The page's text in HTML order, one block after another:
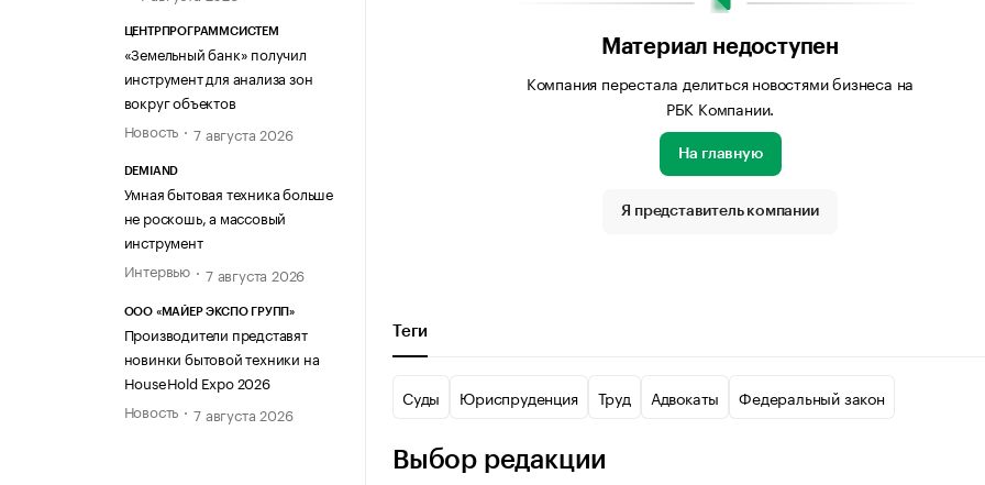
ЦЕНТРПРОГРАММСИСТЕМ
«Земельный банк» получил
инструмент для анализа зон
вокруг объектов
Новость
7 августа 2026
DEMIAND
Умная бытовая техника больше
не роскошь, а массовый
инструмент
Интервью
7 августа 2026
ООО «МАЙЕР ЭКСПО ГРУПП»
Производители представят
новинки бытовой техники на
HouseHold Expo 2026
Новость
7 августа 2026
Материал недоступен
Компания перестала делиться новостями бизнеса на
РБК Компании.
На главную
Я представитель компании
Теги
Суды Юриспруденция Труд Адвокаты Федеральный закон
Выбор редакции